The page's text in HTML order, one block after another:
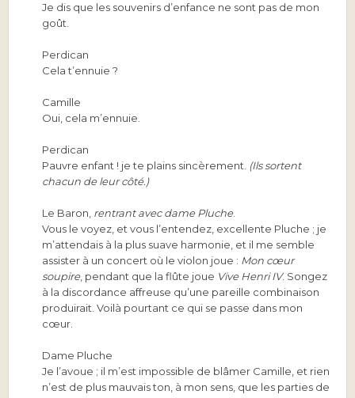
Je dis que les souvenirs d’enfance ne sont pas de mon
goût.
Perdican
Cela t’ennuie ?
Camille
Oui, cela m’ennuie.
Perdican
Pauvre enfant ! je te plains sincèrement. (Ils sortent
chacun de leur côté.)
Le Baron, rentrant avec dame Pluche.
Vous le voyez, et vous l’entendez, excellente Pluche ; je
m’attendais à la plus suave harmonie, et il me semble
assister à un concert où le violon joue : Mon cœur
soupire, pendant que la flûte joue Vive Henri IV. Songez
à la discordance affreuse qu’une pareille combinaison
produirait. Voilà pourtant ce qui se passe dans mon
cœur.
Dame Pluche
Je l’avoue ; il m’est impossible de blâmer Camille, et rien
n’est de plus mauvais ton, à mon sens, que les parties de